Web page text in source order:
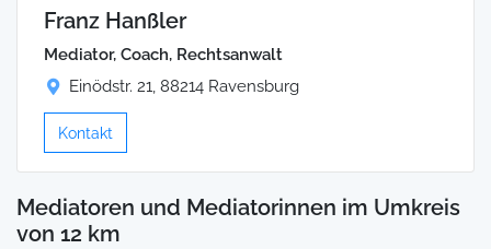
Franz Hanßler
Mediator, Coach, Rechtsanwalt
Einödstr. 21, 88214 Ravensburg
Kontakt
Mediatoren und Mediatorinnen im Umkreis
von 12 km